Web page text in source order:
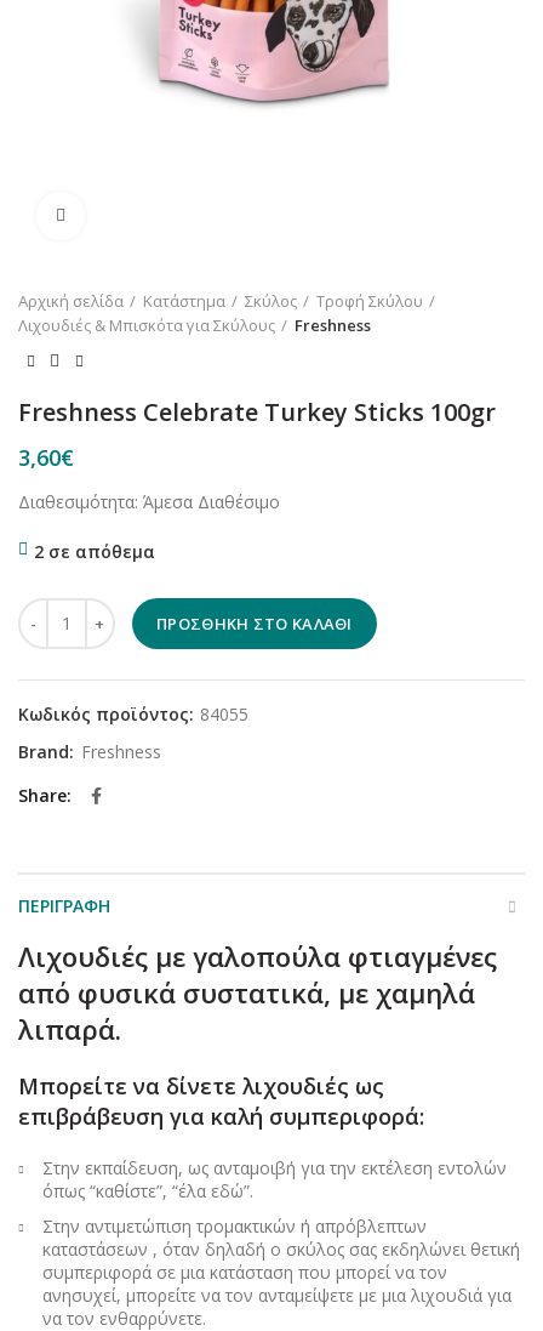
Αρχική σελίδα Κατάστημα Σκύλος
Τροφή Σκύλου
Λιχουδιές & Μπισκότα για Σκύλους
Freshness
Freshness Celebrate Turkey Sticks 100gr
3,60€
Διαθεσιμότητα: Άμεσα Διαθέσιμο
2 σε απόθεμα
Freshness Celebrate Turkey Sticks 100gr ποσότητα
ΠΡΟΣΘΉΚΗ ΣΤΟ ΚΑΛΆΘΙ
Κωδικός προϊόντος: 84055
Brand: Freshness
Share
ΠΕΡΙΓΡΑΦΉ
Λιχουδιές με γαλοπούλα φτιαγμένες
από φυσικά συστατικά, με χαμηλά
λιπαρά.
Μπορείτε να δίνετε λιχουδιές ως
επιβράβευση για καλή συμπεριφορά:
Στην εκπαίδευση, ως ανταμοιβή για την εκτέλεση εντολών
όπως “καθίστε”, “έλα εδώ”.
Στην αντιμετώπιση τρομακτικών ή απρόβλεπτων
καταστάσεων , όταν δηλαδή ο σκύλος σας εκδηλώνει θετική
συμπεριφορά σε μια κατάσταση που μπορεί να τον
ανησυχεί, μπορείτε να τον ανταμείψετε με μια λιχουδιά για
να τον ενθαρρύνετε.